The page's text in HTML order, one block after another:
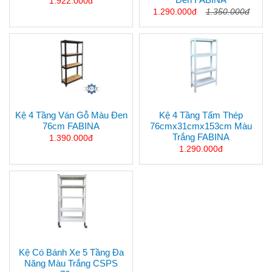
1.290.000đ 1.350.000đ
Kệ 4 Tầng Ván Gỗ Màu Đen
76cm FABINA
1.390.000đ
Kệ 4 Tầng Tấm Thép
76cmx31cmx153cm Màu
Trắng FABINA
1.290.000đ
Kệ Có Bánh Xe 5 Tầng Đa
Năng Màu Trắng CSPS